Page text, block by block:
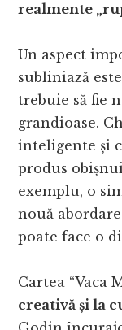
realmente
Un aspect
subliniază
trebuie să fie
grandioase.
inteligente și
produs
exemplu, o
nouă
poate face o
Cartea “Vaca
creativă și la